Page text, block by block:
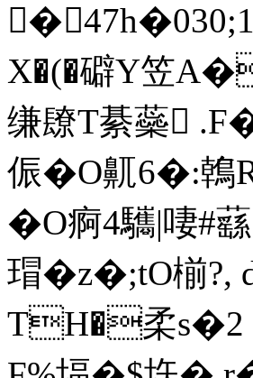
X�(�礔Y笠
缣镽T綦蘂
侲�O鼿6�:
�O痾4驨|啛#
瑁�z�;tO椾 ?,
TH�柔s�2